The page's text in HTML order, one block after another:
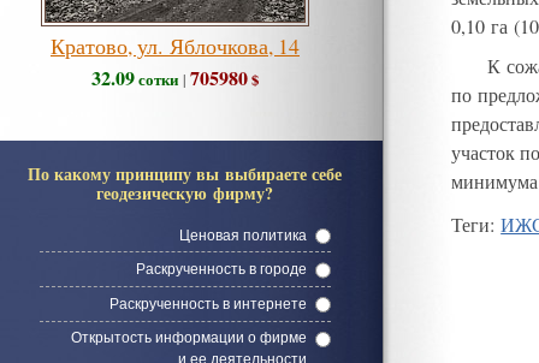
Кратово, ул. Яблочкова, 14
32.09сотки | 705980$
По какому принципу вы выбираете себе
геодезическую фирму?
Ценовая политика
Раскрученность в городе
Раскрученность в интернете
Открытость информации о фирме
0,10 га
К
по
участок
минимума
Теги: